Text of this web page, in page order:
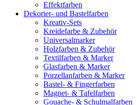
Effektfarben
Dekorier- und Bastelfarben
Kreativ-Sets
Kreidefarbe & Zubehör
Universalmarker
Holzfarben & Zubehör
Textilfarben & Marker
Glasfarben & Marker
Porzellanfarben & Marker
Bastel- & Fingerfarben
Magnet- & Tafelfarben
Gouache- & Schulmalfarben